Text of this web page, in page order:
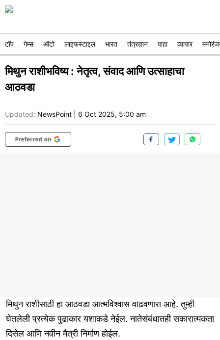
टॉप गेम्स ऑटो लाइफस्टाइल भारत तंत्रज्ञान पाहा व्यापार
मिथुन राशीभविष्य : नेतृत्व, संवाद आणि उत्साहाचा
आठवडा
Updated: NewsPoint 6 Oct 2025, 5:00 am
मिथुन राशीसाठी हा आठवडा आत्मविश्वास वाढवणारा आहे. तुम्ही
घेतलेली प्रत्येक पुढाकार यशाकडे नेईल. नातेसंबंधातही सकारात्मकता
दिसेल आणि नवीन मैत्री निर्माण होईल.